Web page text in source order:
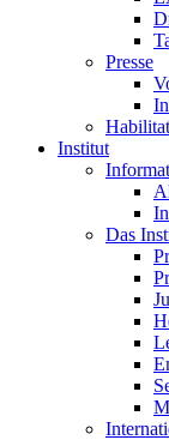
Presse
Institut
Das